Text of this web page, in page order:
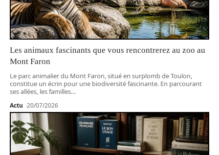
Les animaux fascinants que vous rencontrerez au zoo au
Mont Faron
Le parc animalier du Mont Faron, situé en surplomb de Toulon,
constitue un écrin pour une biodiversité fascinante. En parcourant
ses allées, les familles…
Actu 20/07/2026